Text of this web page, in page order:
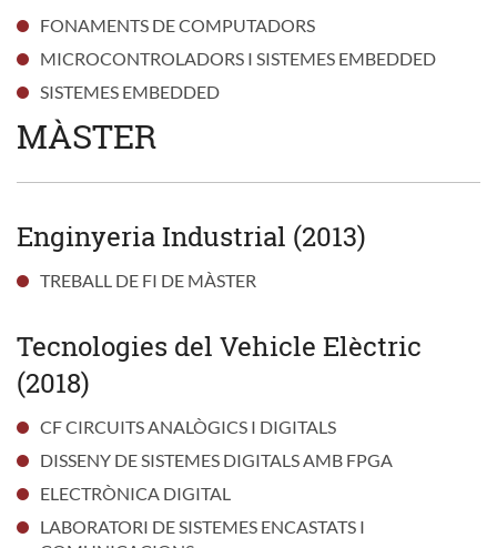
FONAMENTS DE COMPUTADORS
MICROCONTROLADORS I SISTEMES EMBEDDED
SISTEMES EMBEDDED
MÀSTER
Enginyeria Industrial (2013)
TREBALL DE FI DE MÀSTER
Tecnologies del Vehicle Elèctric
(2018)
CF CIRCUITS ANALÒGICS I DIGITALS
DISSENY DE SISTEMES DIGITALS AMB FPGA
ELECTRÒNICA DIGITAL
LABORATORI DE SISTEMES ENCASTATS I